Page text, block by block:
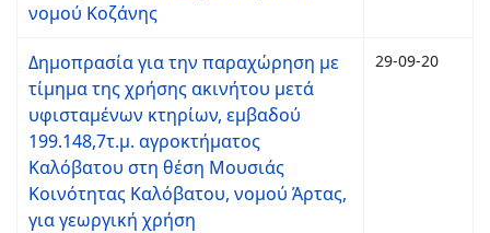
νομού Κοζάνης
Δημοπρασία για την παραχώρηση με
τίμημα της χρήσης ακινήτου μετά
υφισταμένων κτηρίων, εμβαδού
199.148,7τ.μ. αγροκτήματος
Καλόβατου στη θέση Μουσιάς
Κοινότητας Καλόβατου, νομού Άρτας,
για γεωργική χρήση
29-09-20